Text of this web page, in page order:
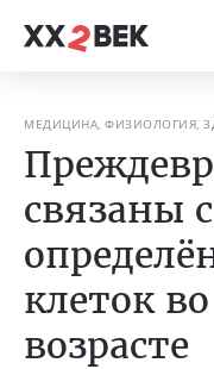
МЕДИЦИНА, ФИЗИОЛОГИЯ,
связаны
клеток
возрасте